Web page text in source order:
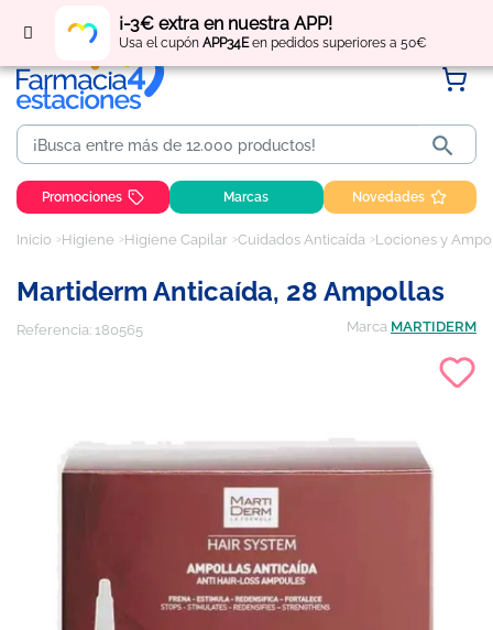
¡-3€ extra en nuestra APP!
Usa el cupón APP34Een pedidos superiores a 50€
Regístratey obtén puntos por tus compras

Promociones Marcas Novedades
Inicio Higiene Higiene Capilar Cuidados Anticaída Lociones y
Martiderm Anticaída, 28 Ampollas
Referencia: 180565 Marca MARTIDERM